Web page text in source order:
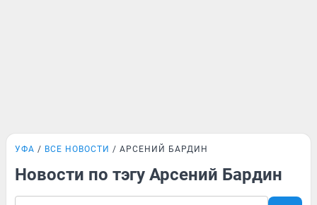
УФА ВСЕ НОВОСТИ АРСЕНИЙ БАРДИН
Новости по тэгу Арсений Бардин